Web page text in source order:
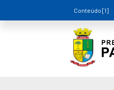
Conteúdo [1]